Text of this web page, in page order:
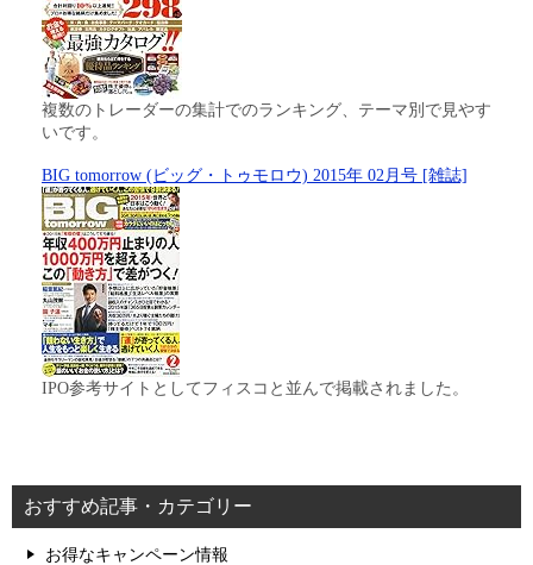
複数のトレーダーの集計でのランキング、テーマ別で見やす
いです。
BIG tomorrow (ビッグ・トゥモロウ) 2015年 02月号 [雑誌]
IPO参考サイトとしてフィスコと並んで掲載されました。
おすすめ記事・カテゴリー
お得なキャンペーン情報